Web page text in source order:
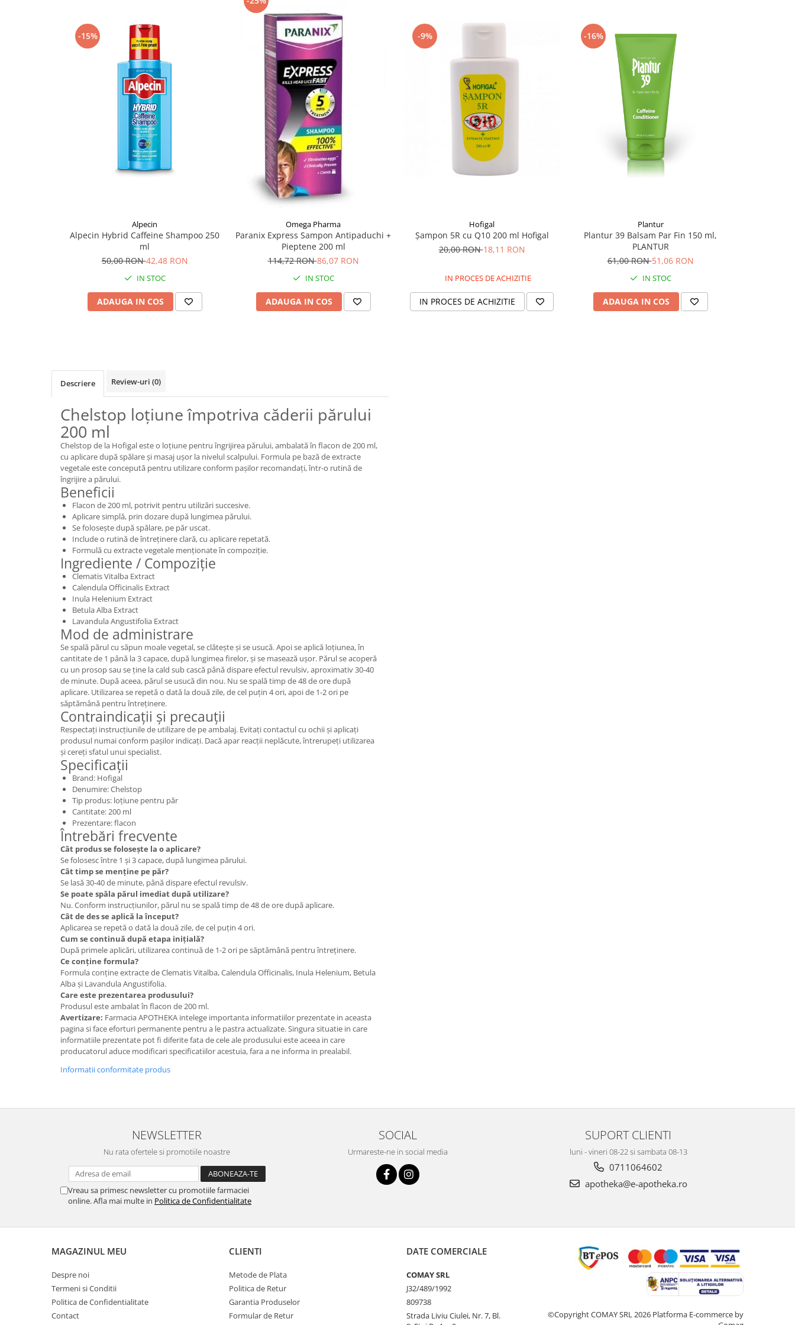
Supliment Vitamina E
-15%
Alpecin
Alpecin Hybrid Caffeine Shampoo 250
ml
50,00 RON42,48 RON
IN STOC
ADAUGA IN COS
Omega Pharma
Paranix Express Sampon Antipaduchi +
Pieptene 200 ml
114,72 RON86,07 RON
IN STOC
ADAUGA IN COS
-9%
Hofigal
Șampon 5R cu Q10 200 ml Hofigal
20,00 RON18,11 RON
IN PROCES DE ACHIZITIE
IN PROCES DE ACHIZITIE
-16%
Plantur
Plantur 39 Balsam Par Fin 150 ml,
PLANTUR
61,00 RON51,06 RON
IN STOC
ADAUGA IN COS
Descriere Review-uri (0)
Chelstop loțiune împotriva căderii părului
200 ml
Chelstop de la Hofigal este o loțiune pentru îngrijirea părului, ambalată în flacon de 200 ml,
cu aplicare după spălare și masaj ușor la nivelul scalpului. Formula pe bază de extracte
vegetale este concepută pentru utilizare conform pașilor recomandați, într-o rutină de
îngrijire a părului.
Beneficii
Flacon de 200 ml, potrivit pentru utilizări succesive.
Aplicare simplă, prin dozare după lungimea părului.
Se folosește după spălare, pe păr uscat.
Include o rutină de întreținere clară, cu aplicare repetată.
Formulă cu extracte vegetale menționate în compoziție.
Ingrediente / Compoziție
Clematis Vitalba Extract
Calendula Officinalis Extract
Inula Helenium Extract
Betula Alba Extract
Lavandula Angustifolia Extract
Mod de administrare
Se spală părul cu săpun moale vegetal, se clătește și se usucă. Apoi se aplică loțiunea, în
cantitate de 1 până la 3 capace, după lungimea firelor, și se masează ușor. Părul se acoperă
cu un prosop sau se ține la cald sub cască până dispare efectul revulsiv, aproximativ 30-40
de minute. După aceea, părul se usucă din nou. Nu se spală timp de 48 de ore după
aplicare. Utilizarea se repetă o dată la două zile, de cel puțin 4 ori, apoi de 1-2 ori pe
săptămână pentru întreținere.
Contraindicații și precauții
Respectați instrucțiunile de utilizare de pe ambalaj. Evitați contactul cu ochii și aplicați
produsul numai conform pașilor indicați. Dacă apar reacții neplăcute, întrerupeți utilizarea
și cereți sfatul unui specialist.
Specificații
Brand: Hofigal
Denumire: Chelstop
Tip produs: loțiune pentru păr
Cantitate: 200 ml
Prezentare: flacon
Întrebări frecvente
Cât produs se folosește la o aplicare?
Se folosesc între 1 și 3 capace, după lungimea părului.
Cât timp se menține pe păr?
Se lasă 30-40 de minute, până dispare efectul revulsiv.
Se poate spăla părul imediat după utilizare?
Nu. Conform instrucțiunilor, părul nu se spală timp de 48 de ore după aplicare.
Cât de des se aplică la început?
Aplicarea se repetă o dată la două zile, de cel puțin 4 ori.
Cum se continuă după etapa inițială?
După primele aplicări, utilizarea continuă de 1-2 ori pe săptămână pentru întreținere.
Ce conține formula?
Formula conține extracte de Clematis Vitalba, Calendula Officinalis, Inula Helenium, Betula
Alba și Lavandula Angustifolia.
Care este prezentarea produsului?
Produsul este ambalat în flacon de 200 ml.
Avertizare: Farmacia APOTHEKA intelege importanta informatiilor prezentate in aceasta
pagina si face eforturi permanente pentru a le pastra actualizate. Singura situatie in care
informatiile prezentate pot fi diferite fata de cele ale produsului este aceea in care
producatorul aduce modificari specificatiilor acestuia, fara a ne informa in prealabil.
Informatii conformitate produs
NEWSLETTER
Nu rata ofertele si promotiile noastre
Vreau sa primesc newsletter cu promotiile farmaciei
online. Afla mai multe in Politica de Confidentialitate
SOCIAL
Urmareste-ne in social media
SUPORT CLIENTI
luni - vineri 08-22 si sambata 08-13
0711064602
apotheka@e-apotheka.ro
MAGAZINUL MEU
Despre noi
Termeni si Conditii
Politica de Confidentialitate
Contact
CLIENTI
Metode de Plata
Politica de Retur
Garantia Produselor
Formular de Retur
DATE COMERCIALE
COMAY SRL
J32/489/1992
809738
Strada Liviu Ciulei, Nr. 7, Bl.
©Copyright COMAY SRL 2026 Platforma E-commerce by